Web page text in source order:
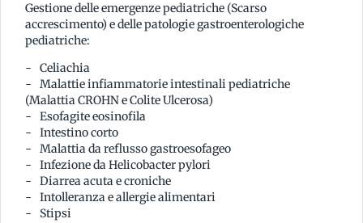
Gestione delle emergenze pediatriche (Scarso
accrescimento) e delle patologie gastroenterologiche
pediatriche:
Celiachia
Malattie infiammatorie intestinali pediatriche
(Malattia CROHN e Colite Ulcerosa)
Esofagite eosinofila
Intestino corto
Malattia da reflusso gastroesofageo
Infezione da Helicobacter pylori
Diarrea acuta e croniche
Intolleranza e allergie alimentari
Stipsi